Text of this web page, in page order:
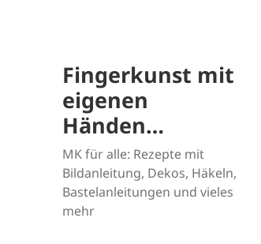
Fingerkunst mit
eigenen
Händen…
MK für alle: Rezepte mit
Bildanleitung, Dekos, Häkeln,
Bastelanleitungen und vieles
mehr